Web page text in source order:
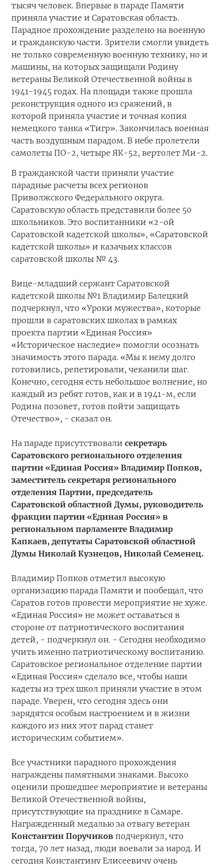
тысяч человек. Впервые в параде Памяти
приняла участие и Саратовская область.
Парадное прохождение разделено на военную
и гражданскую части. Зрители смогли увидеть
не только современную военную технику, но и
машины, на которых защищали Родину
ветераны Великой Отечественной войны в
1941-1945 годах. На площади также прошла
реконструкция одного из сражений, в
которой приняла участие и точная копия
немецкого танка «Тигр». Закончилась военная
часть воздушным парадом. В небе пролетели
самолеты ПО-2, четыре ЯК-52, вертолет Ми-2.
В гражданской части приняли участие
парадные расчеты всех регионов
Приволжского Федерального округа.
Саратовскую область представили более 50
школьников. Это воспитанники «2-ой
Саратовской кадетской школы», «Саратовской
кадетской школы» и казачьих классов
саратовской школы № 43.
Вице-младший сержант Саратовской
кадетской школы №1 Владимир Балецкий
подчеркнул, что «Уроки мужества», которые
прошли в саратовских школах в рамках
проекта партии «Единая Россия»
«Историческое наследие» помогли осознать
значимость этого парада. «Мы к нему долго
готовились, репетировали, чеканили шаг.
Конечно, сегодня есть небольшое волнение, но
каждый из ребят готов, как и в 1941-м, если
Родина позовет, готов пойти защищать
Отечество», - сказал он.
На параде присутствовали секретарь
Саратовского регионального отделения
партии «Единая Россия» Владимир Попков,
заместитель секретаря регионального
отделения Партии, председатель
Саратовской областной Думы, руководитель
фракции партии «Единая Россия» в
региональном парламенте Владимир
Капкаев, депутаты Саратовской областной
Думы Николай Кузнецов, Николай Семенец.
Владимир Попков отметил высокую
организацию парада Памяти и пообещал, что
Саратов готов провести мероприятие не хуже.
«Единая Россия» не может оставаться в
стороне от патриотического воспитания
детей, - подчеркнул он. - Сегодня необходимо
учить именно патриотическому воспитанию.
Саратовское региональное отделение партии
«Единая Россия» сделало все, чтобы наши
кадеты из трех школ приняли участие в этом
параде. Уверен, что сегодня здесь они
зарядятся особым настроением и в жизни
каждого из них этот парад станет
историческим событием».
Все участники парадного прохождения
награждены памятными знаками. Высоко
оценили прошедшее мероприятие и ветераны
Великой Отечественной войны,
присутствующие на празднике в Самаре.
Награжденный медалью за отвагу ветеран
Константин Поручиков подчеркнул, что
тогда, 70 лет назад, люди воевали за народ. И
сегодня Константину Елисеевичу очень